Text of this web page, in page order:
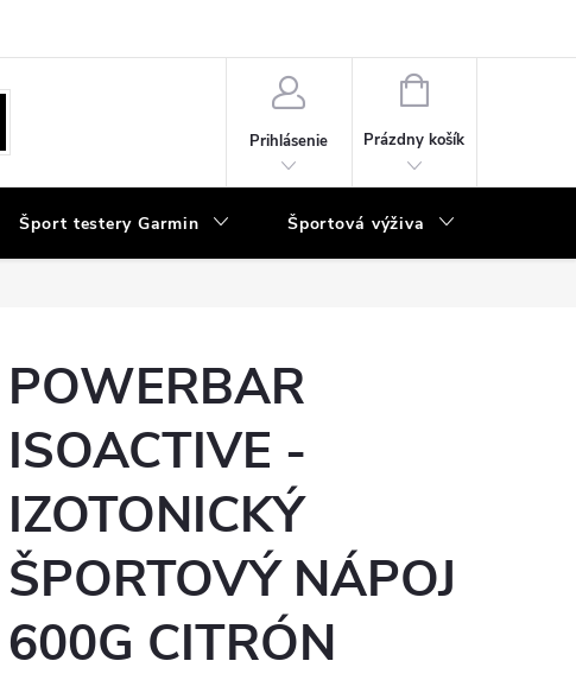
Prihlásenie
NÁKUPNÝ
Prázdny košík
Šport testery Garmin Športová výživa
POWERBAR
ISOACTIVE -
IZOTONICKÝ
ŠPORTOVÝ NÁPOJ
600G CITRÓN